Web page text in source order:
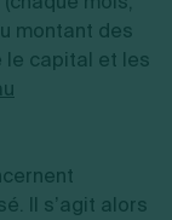
montant des
le capital et les
Il s’agit alors